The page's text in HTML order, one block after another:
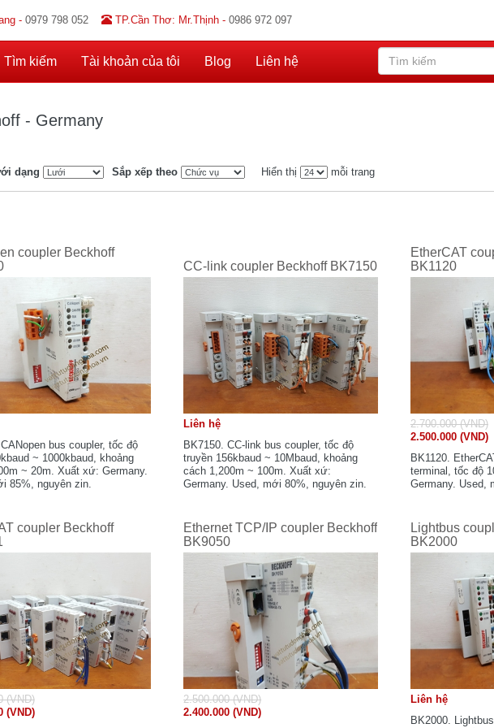
- 0979 798 052 TP.Cần Thơ: Mr.Thịnh - 0986 972 097
Tìm kiếm Tài khoản của tôi Blog Liên hệ
- Germany
dạng Sắp xếp theo Hiển thị mỗi trang
coupler Beckhoff
bus coupler, tốc độ
~ 1000kbaud, khoảng
~ 20m. Xuất xứ: Germany.
85%, nguyên zin.
CC-link coupler Beckhoff BK7150
Liên hệ
BK7150. CC-link bus coupler, tốc độ
truyền 156kbaud ~ 10Mbaud, khoảng
cách 1,200m ~ 100m. Xuất xứ:
Germany. Used, mới 80%, nguyên zin.
EtherCAT
BK1120
2.700.000 (VND)
2.500.000 (VND)
BK1120.
terminal, tốc độ
Germany. Used,
coupler Beckhoff
(VND)
(VND)
Ethernet TCP/IP coupler Beckhoff
BK9050
2.500.000 (VND)
2.400.000 (VND)
Lightbus
BK2000
Liên hệ
BK2000.